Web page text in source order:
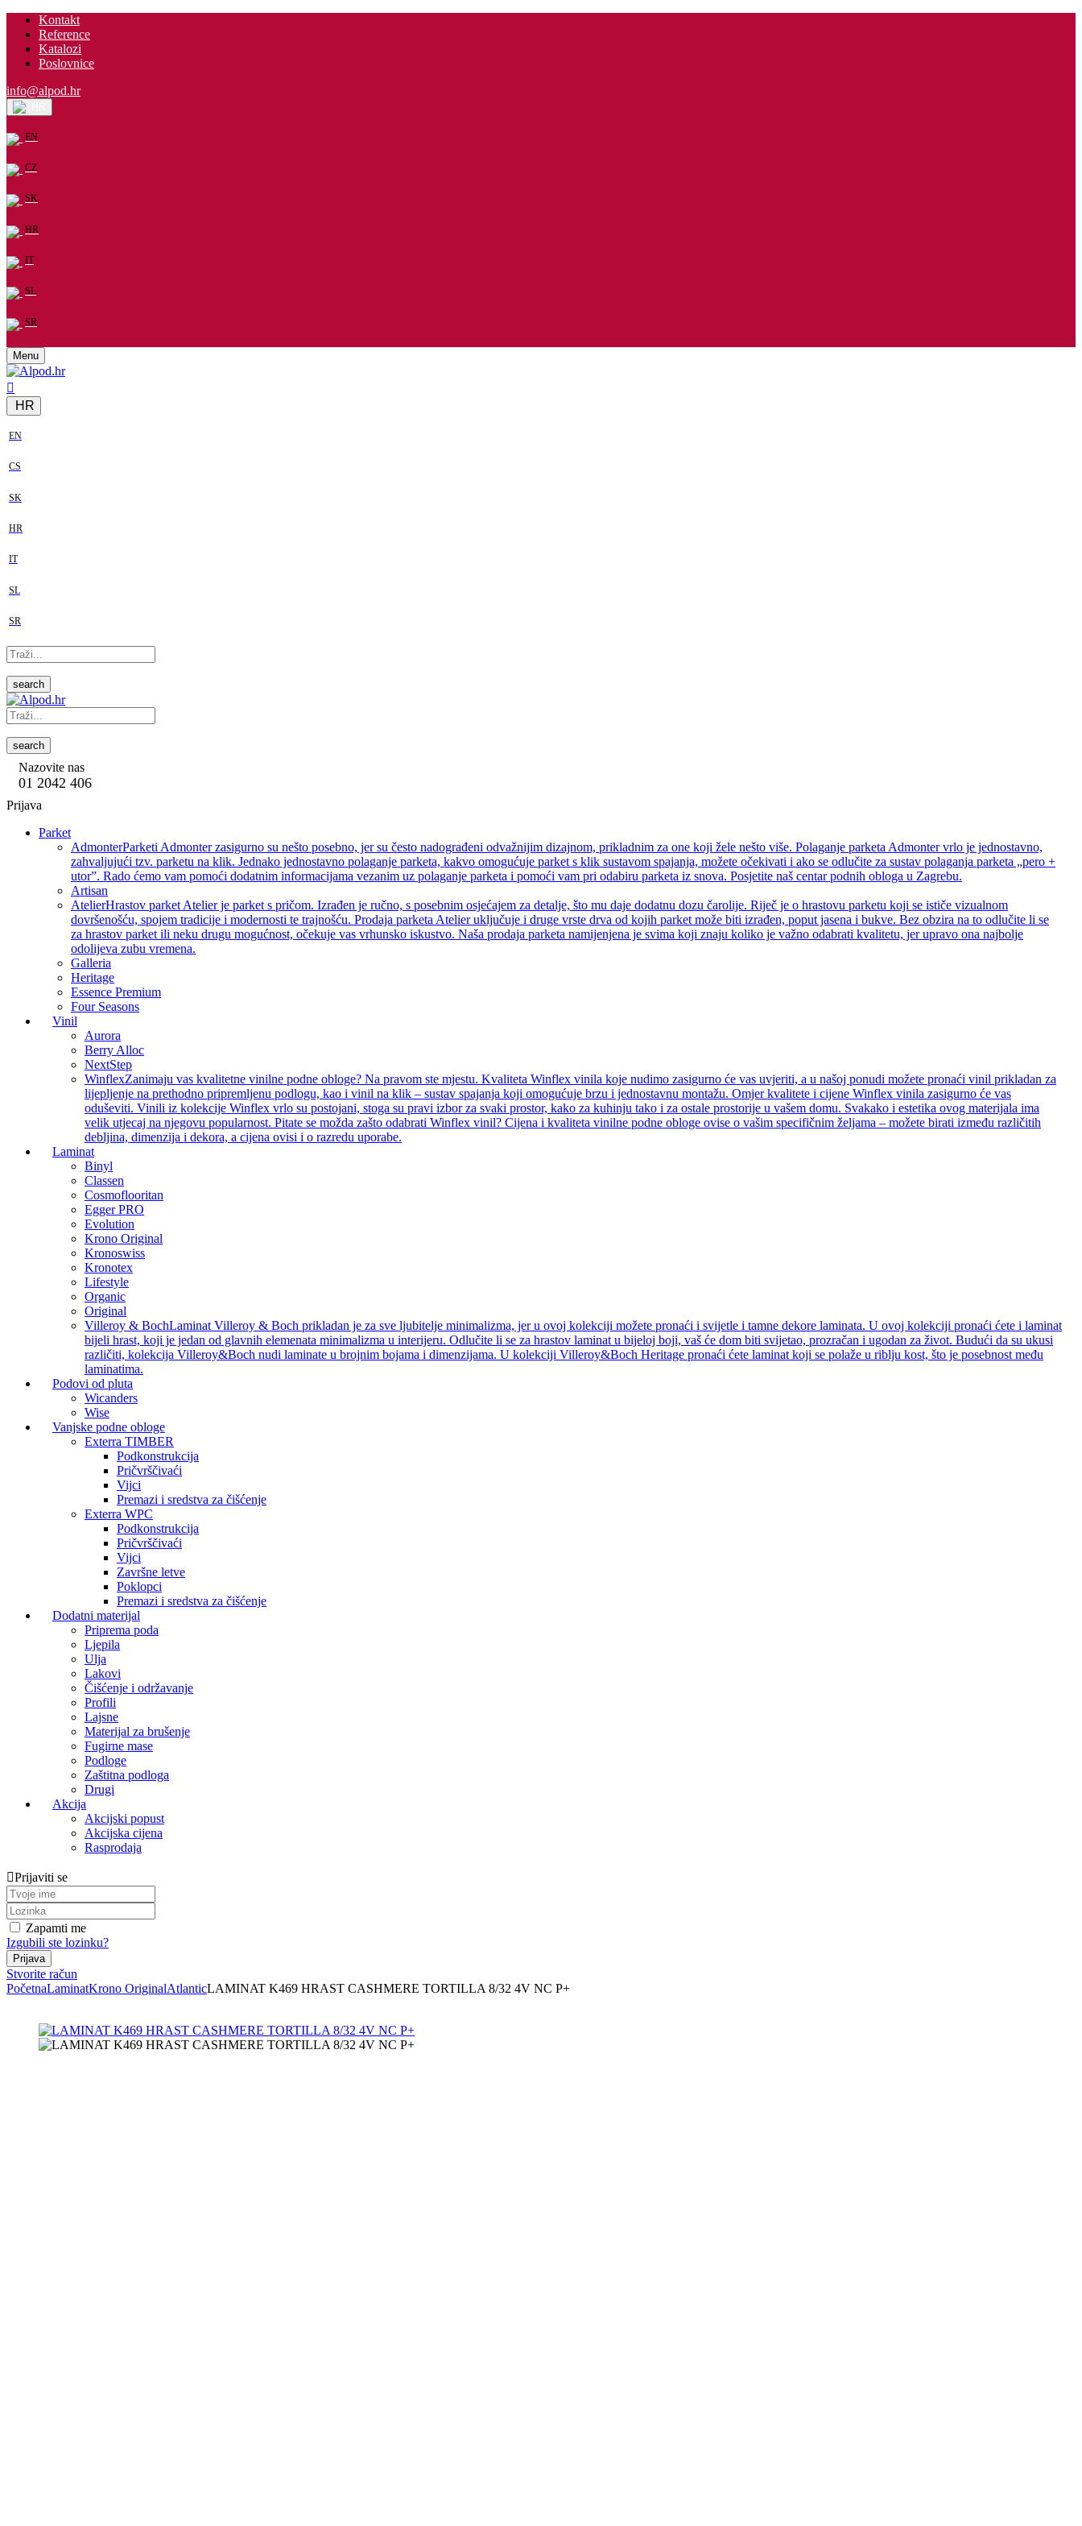
Kontakt
Reference
Katalozi
Poslovnice
info@alpod.hr
EN
CZ
SK
HR
IT
SL
SR
Menu
HR
EN
CS
SK
HR
IT
SL
SR
search
search
Nazovite nas
01 2042 406
Prijava
Parket
AdmonterParketi Admonter zasigurno su nešto posebno, jer su često nadograđeni odvažnijim dizajnom, prikladnim za one koji žele nešto više. Polaganje parketa Admonter vrlo je jednostavno,
zahvaljujući tzv. parketu na klik. Jednako jednostavno polaganje parketa, kakvo omogućuje parket s klik sustavom spajanja, možete očekivati i ako se odlučite za sustav polaganja parketa „pero +
utor”. Rado ćemo vam pomoći dodatnim informacijama vezanim uz polaganje parketa i pomoći vam pri odabiru parketa iz snova. Posjetite naš centar podnih obloga u Zagrebu.
Artisan
AtelierHrastov parket Atelier je parket s pričom. Izrađen je ručno, s posebnim osjećajem za detalje, što mu daje dodatnu dozu čarolije. Riječ je o hrastovu parketu koji se ističe vizualnom
dovršenošću, spojem tradicije i modernosti te trajnošću. Prodaja parketa Atelier uključuje i druge vrste drva od kojih parket može biti izrađen, poput jasena i bukve. Bez obzira na to odlučite li se
za hrastov parket ili neku drugu mogućnost, očekuje vas vrhunsko iskustvo. Naša prodaja parketa namijenjena je svima koji znaju koliko je važno odabrati kvalitetu, jer upravo ona najbolje
odolijeva zubu vremena.
Galleria
Heritage
Essence Premium
Four Seasons
Vinil
Aurora
Berry Alloc
NextStep
WinflexZanimaju vas kvalitetne vinilne podne obloge? Na pravom ste mjestu. Kvaliteta Winflex vinila koje nudimo zasigurno će vas uvjeriti, a u našoj ponudi možete pronaći vinil prikladan za
lijepljenje na prethodno pripremljenu podlogu, kao i vinil na klik – sustav spajanja koji omogućuje brzu i jednostavnu montažu. Omjer kvalitete i cijene Winflex vinila zasigurno će vas
oduševiti. Vinili iz kolekcije Winflex vrlo su postojani, stoga su pravi izbor za svaki prostor, kako za kuhinju tako i za ostale prostorije u vašem domu. Svakako i estetika ovog materijala ima
velik utjecaj na njegovu popularnost. Pitate se možda zašto odabrati Winflex vinil? Cijena i kvaliteta vinilne podne obloge ovise o vašim specifičnim željama – možete birati između različitih
debljina, dimenzija i dekora, a cijena ovisi i o razredu uporabe.
Laminat
Binyl
Classen
Cosmoflooritan
Egger PRO
Evolution
Krono Original
Kronoswiss
Kronotex
Lifestyle
Organic
Original
Villeroy & BochLaminat Villeroy & Boch prikladan je za sve ljubitelje minimalizma, jer u ovoj kolekciji možete pronaći i svijetle i tamne dekore laminata. U ovoj kolekciji pronaći ćete i laminat
bijeli hrast, koji je jedan od glavnih elemenata minimalizma u interijeru. Odlučite li se za hrastov laminat u bijeloj boji, vaš će dom biti svijetao, prozračan i ugodan za život. Budući da su ukusi
različiti, kolekcija Villeroy&Boch nudi laminate u brojnim bojama i dimenzijama. U kolekciji Villeroy&Boch Heritage pronaći ćete laminat koji se polaže u riblju kost, što je posebnost među
laminatima.
Podovi od pluta
Wicanders
Wise
Vanjske podne obloge
Exterra TIMBER
Podkonstrukcija
Pričvrščivaći
Vijci
Premazi i sredstva za čišćenje
Exterra WPC
Podkonstrukcija
Pričvrščivaći
Vijci
Završne letve
Poklopci
Premazi i sredstva za čišćenje
Dodatni materijal
Priprema poda
Ljepila
Ulja
Lakovi
Čišćenje i održavanje
Profili
Lajsne
Materijal za brušenje
Fugirne mase
Podloge
Zaštitna podloga
Drugi
Akcija
Akcijski popust
Akcijska cijena
Rasprodaja
Prijaviti se
Zapamti me
Izgubili ste lozinku?
Stvorite račun
PočetnaLaminatKrono OriginalAtlanticLAMINAT K469 HRAST CASHMERE TORTILLA 8/32 4V NC P+